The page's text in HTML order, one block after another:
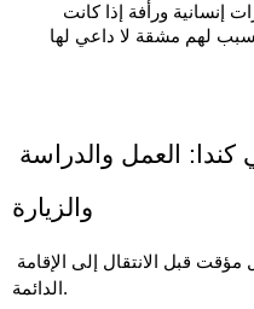
الإقامة الدائمة بناءً على اعتبارات إنسانية ورأفة إذا كانت
الإقامات المؤقتة في كندا: العمل والدراسة
والزيارة
يأتي العديد من الأفراد إلى كندا بشكل مؤقت قبل الانتقال إلى الإقامة